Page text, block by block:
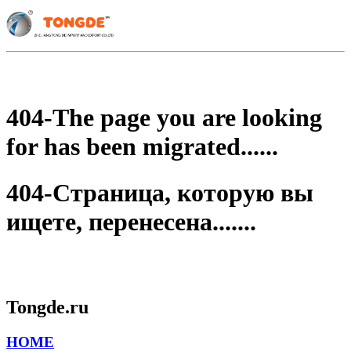
404-The page you are looking
for has been migrated......
404-Страница, которую вы
ищете, перенесена.......
Tongde.ru
HOME